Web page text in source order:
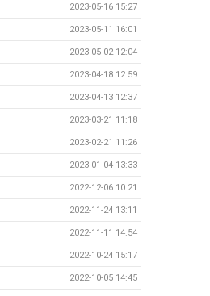
2023-05-16 15:27
2023-05-11 16:01
2023-05-02 12:04
2023-04-18 12:59
2023-04-13 12:37
2023-03-21 11:18
2023-02-21 11:26
2023-01-04 13:33
2022-12-06 10:21
2022-11-24 13:11
2022-11-11 14:54
2022-10-24 15:17
2022-10-05 14:45